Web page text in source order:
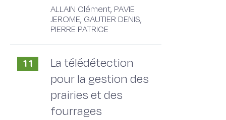
ALLAIN Clément, PAVIE
JEROME, GAUTIER DENIS,
PIERRE PATRICE
11
La télédétection
pour la gestion des
prairies et des
fourrages